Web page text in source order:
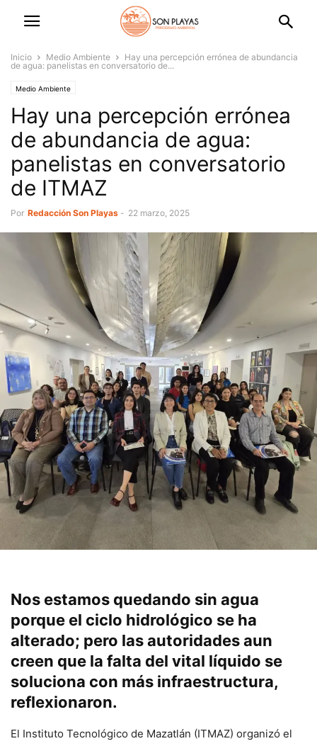
Inicio Medio Ambiente
Hay una percepción errónea de abundancia
de agua: panelistas en conversatorio de...
Medio Ambiente
Hay una percepción errónea
de abundancia de agua:
panelistas en conversatorio
de ITMAZ
Por Redacción Son Playas - 22 marzo, 2025
Nos estamos quedando sin agua
porque el ciclo hidrológico se ha
alterado; pero las autoridades aun
creen que la falta del vital líquido se
soluciona con más infraestructura,
reflexionaron.
El Instituto Tecnológico de Mazatlán (ITMAZ) organizó el